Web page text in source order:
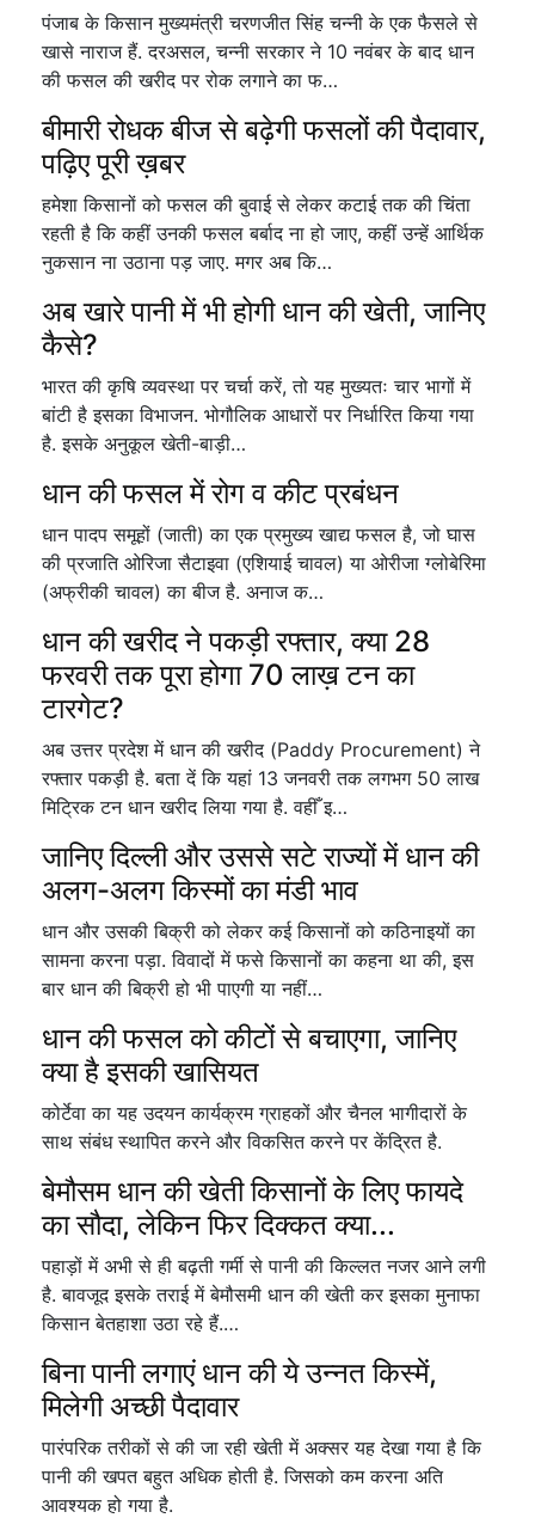
पंजाब के किसान मुख्यमंत्री चरणजीत सिंह चन्नी के एक फैसले से
खासे नाराज हैं. दरअसल, चन्नी सरकार ने 10 नवंबर के बाद धान
की फसल की खरीद पर रोक लगाने का फ…
बीमारी रोधक बीज से बढ़ेगी फसलों की पैदावार,
पढ़िए पूरी ख़बर
हमेशा किसानों को फसल की बुवाई से लेकर कटाई तक की चिंता
रहती है कि कहीं उनकी फसल बर्बाद ना हो जाए, कहीं उन्हें आर्थिक
नुकसान ना उठाना पड़ जाए. मगर अब कि…
अब खारे पानी में भी होगी धान की खेती, जानिए
कैसे?
भारत की कृषि व्यवस्था पर चर्चा करें, तो यह मुख्यतः चार भागों में
बांटी है इसका विभाजन. भोगौलिक आधारों पर निर्धारित किया गया
है. इसके अनुकूल खेती-बाड़ी…
धान की फसल में रोग व कीट प्रबंधन
धान पादप समूहों (जाती) का एक प्रमुख्य खाद्य फसल है, जो घास
की प्रजाति ओरिजा सैटाइवा (एशियाई चावल) या ओरीजा ग्लोबेरिमा
(अफ्रीकी चावल) का बीज है. अनाज क…
धान की खरीद ने पकड़ी रफ्तार, क्या 28
फरवरी तक पूरा होगा 70 लाख़ टन का
टारगेट?
अब उत्तर प्रदेश में धान की खरीद (Paddy Procurement) ने
रफ्तार पकड़ी है. बता दें कि यहां 13 जनवरी तक लगभग 50 लाख
मिट्रिक टन धान खरीद लिया गया है. वहीँ इ…
जानिए दिल्ली और उससे सटे राज्यों में धान की
अलग-अलग किस्मों का मंडी भाव
धान और उसकी बिक्री को लेकर कई किसानों को कठिनाइयों का
सामना करना पड़ा. विवादों में फसे किसानों का कहना था की, इस
बार धान की बिक्री हो भी पाएगी या नहीं…
धान की फसल को कीटों से बचाएगा, जानिए
क्या है इसकी खासियत
कोर्टेवा का यह उदयन कार्यक्रम ग्राहकों और चैनल भागीदारों के
साथ संबंध स्थापित करने और विकसित करने पर केंद्रित है.
बेमौसम धान की खेती किसानों के लिए फायदे
का सौदा, लेकिन फिर दिक्कत क्या...
पहाड़ों में अभी से ही बढ़ती गर्मी से पानी की किल्लत नजर आने लगी
है. बावजूद इसके तराई में बेमौसमी धान की खेती कर इसका मुनाफा
किसान बेतहाशा उठा रहे हैं.…
बिना पानी लगाएं धान की ये उन्नत किस्में,
मिलेगी अच्छी पैदावार
पारंपरिक तरीकों से की जा रही खेती में अक्सर यह देखा गया है कि
पानी की खपत बहुत अधिक होती है. जिसको कम करना अति
आवश्यक हो गया है.